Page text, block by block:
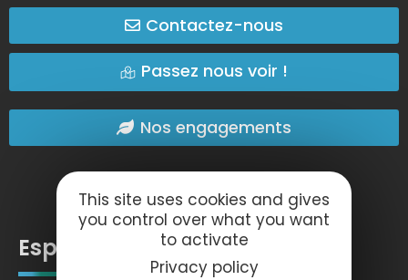
Contactez-nous
Passez nous voir !
Nos engagements
Espace pro
This site uses cookies and gives
you control over what you want
to activate
Privacy policy